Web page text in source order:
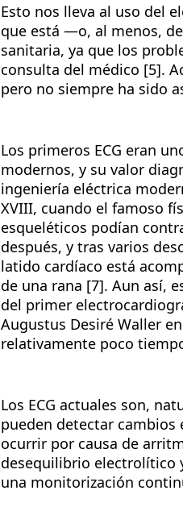
Esto nos lleva al uso del
que está —o, al menos,
sanitaria, ya que los
consulta del médico [5].
pero no siempre ha sido
Los primeros ECG eran
modernos, y su valor
ingeniería eléctrica
XVIII, cuando el famoso
esqueléticos podían
después, y tras varios
latido cardíaco está
de una rana [7]. Aun así,
del primer
Augustus Desiré Waller
relativamente poco
Los ECG actuales son,
pueden detectar cambios
ocurrir por causa de
desequilibrio electrolítico
una monitorización